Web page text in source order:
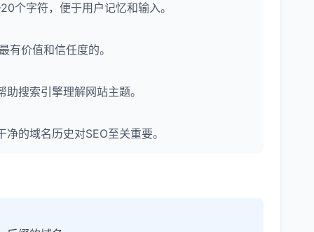
个字符，便于用户记忆和输入。
价值和信任度的。
搜索引擎理解网站主题。
的域名历史对SEO至关重要。